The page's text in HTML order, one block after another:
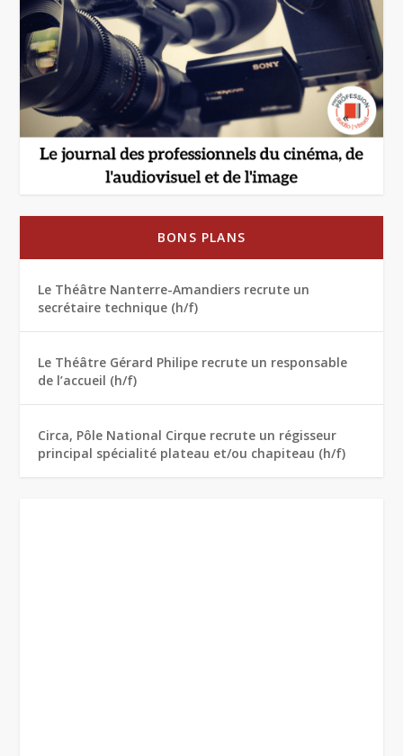
BONS PLANS
Le Théâtre Nanterre-Amandiers recrute un
secrétaire technique (h/f)
Le Théâtre Gérard Philipe recrute un responsable
de l’accueil (h/f)
Circa, Pôle National Cirque recrute un régisseur
principal spécialité plateau et/ou chapiteau (h/f)